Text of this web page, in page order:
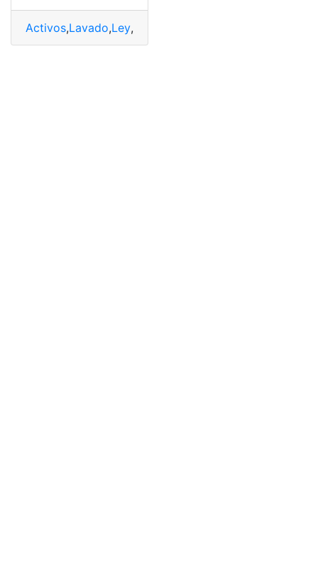
Activos,Lavado,Ley,